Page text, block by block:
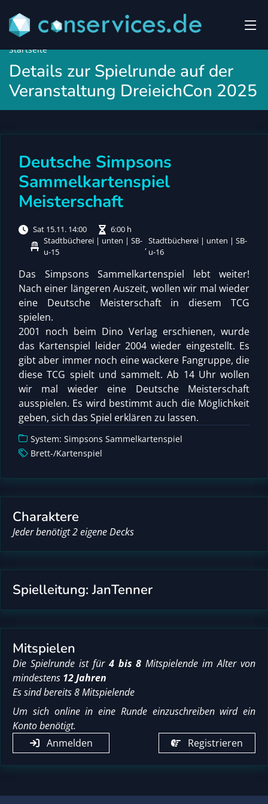
Startseite
Details zur Spielrunde auf der
Veranstaltung DreieichCon 2025
Deutsche Simpsons
Sammelkartenspiel
Meisterschaft
Sat 15.11. 14:00
6:00 h
Stadtbücherei | unten | SB-
u-15
,
Stadtbücherei | unten | SB-
u-16
Das Simpsons Sammelkartenspiel lebt weiter!
Nach einer längeren Auszeit, wollen wir mal wieder
eine Deutsche Meisterschaft in diesem TCG
spielen.
2001 noch beim Dino Verlag erschienen, wurde
das Kartenspiel leider 2004 wieder eingestellt. Es
gibt aber immer noch eine wackere Fangruppe, die
diese TCG spielt und sammelt. Ab 14 Uhr wollen
wir mal wieder eine Deutsche Meisterschaft
ausspielen. Es wird bestimmt auch die Möglichkeit
geben, sich das Spiel erklären zu lassen.
System: Simpsons Sammelkartenspiel
Brett-/Kartenspiel
Charaktere
Jeder benötigt 2 eigene Decks
Spielleitung: JanTenner
Mitspielen
Die Spielrunde ist für 4 bis 8 Mitspielende im Alter von
mindestens 12 Jahren
Es sind bereits 8 Mitspielende
Um sich online in eine Runde einzuschreiben wird ein
Konto benötigt.
Anmelden
Registrieren